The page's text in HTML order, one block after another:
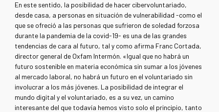
En este sentido, la posibilidad de hacer cibervoluntariado,
desde casa, a personas en situación de vulnerabilidad -como el
que se ofreció a las personas que sufrieron de soledad forzosa
durante la pandemia de la covid-19- es una de las grandes
tendencias de cara al futuro, tal y como afirma Franc Cortada,
director general de Oxfam Intermón. «Igual que no habrá un
futuro sostenible en materia económica sin sumar a los jóvenes
al mercado laboral, no habrá un futuro en el voluntariado sin
involucrar a los más jóvenes. La posibilidad de integrar el
mundo digital y el voluntariado, es a su vez, un camino
interesante del que todavía hemos visto solo el principio, tanto